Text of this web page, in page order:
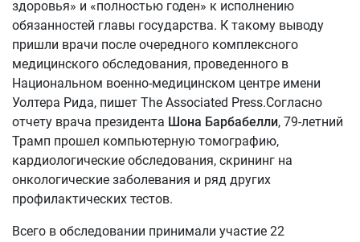
здоровья» и «полностью годен» к исполнению
обязанностей главы государства. К такому выводу
пришли врачи после очередного комплексного
медицинского обследования, проведенного в
Национальном военно-медицинском центре имени
Уолтера Рида, пишет The Associated Press.Согласно
отчету врача президента Шона Барбабелли, 79-летний
Трамп прошел компьютерную томографию,
кардиологические обследования, скрининг на
онкологические заболевания и ряд других
профилактических тестов.
Всего в обследовании принимали участие 22